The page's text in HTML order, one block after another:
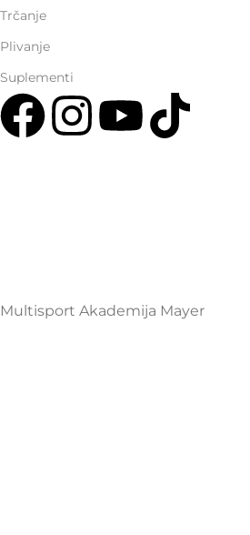
Trčanje
Plivanje
Suplementi
Multisport Akademija Mayer